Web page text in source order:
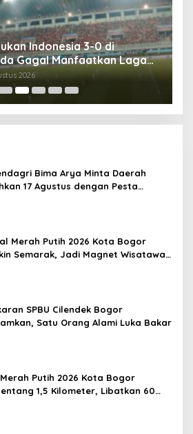
Indonesia 3-0 di
Gagal Manfaatkan Laga
2026
Bima Arya Minta Daerah
17 Agustus dengan Pesta
Merah Putih 2026 Kota Bogor
Semarak, Jadi Magnet Wisatawan
SPBU Cilendek Bogor
Satu Orang Alami Luka Bakar
Putih 2026 Kota Bogor
1,5 Kilometer, Libatkan 60